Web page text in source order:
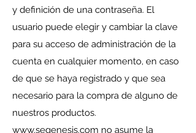
y definición de una contraseña. El
usuario puede elegir y cambiar la clave
para su acceso de administración de la
cuenta en cualquier momento, en caso
de que se haya registrado y que sea
necesario para la compra de alguno de
nuestros productos.
www.segenesis.com no asume la